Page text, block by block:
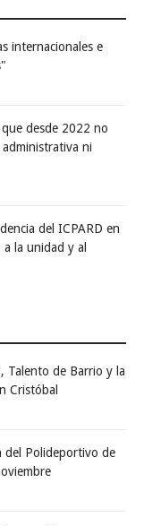
internacionales e
desde 2022 no
ni
del ICPARD en
la unidad y al
Talento de Barrio y la
Cristóbal
del Polideportivo de